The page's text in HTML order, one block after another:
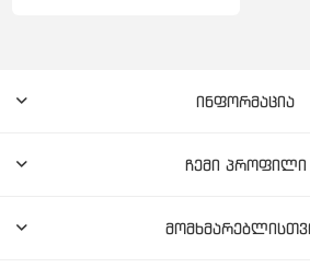
ინფორმაცია
ჩემი პროფილი